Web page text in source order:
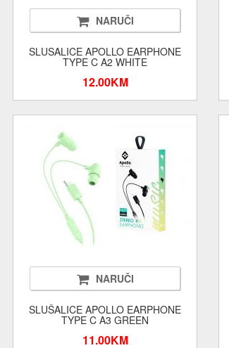
NARUČI
SLUSALICE APOLLO EARPHONE
TYPE C A2 WHITE
12.00KM
NARUČI
SLUŠALICE APOLLO EARPHONE
TYPE C A3 GREEN
11.00KM